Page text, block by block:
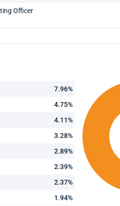
Officer
7.96%
4.75%
4.11%
3.28%
2.89%
2.39%
2.37%
1.94%